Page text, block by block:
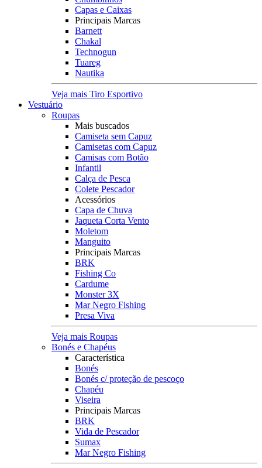
Capas e Caixas
Principais Marcas
Barnett
Chakal
Technogun
Tuareg
Nautika
Veja mais Tiro Esportivo
Vestuário
Roupas
Mais buscados
Camiseta sem Capuz
Camisetas com Capuz
Camisas com Botão
Infantil
Calça de Pesca
Colete Pescador
Acessórios
Capa de Chuva
Jaqueta Corta Vento
Moletom
Manguito
Principais Marcas
BRK
Fishing Co
Cardume
Monster 3X
Mar Negro Fishing
Presa Viva
Veja mais Roupas
Bonés e Chapéus
Característica
Bonés
Bonés c/ proteção de pescoço
Chapéu
Viseira
Principais Marcas
BRK
Vida de Pescador
Sumax
Mar Negro Fishing